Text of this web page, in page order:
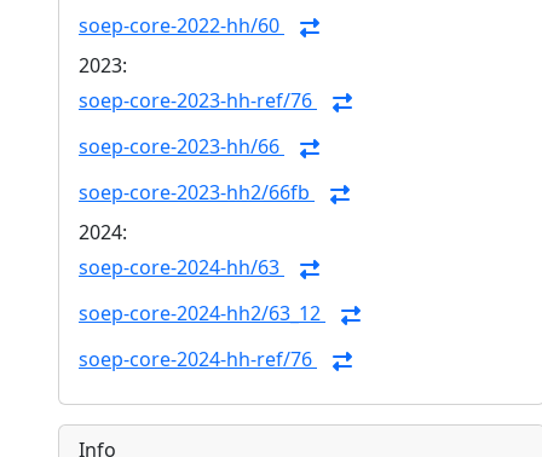
soep-core-2022-hh/60
2023:
soep-core-2023-hh-ref/76
soep-core-2023-hh/66
soep-core-2023-hh2/66fb
2024:
soep-core-2024-hh/63
soep-core-2024-hh2/63_12
soep-core-2024-hh-ref/76
Info